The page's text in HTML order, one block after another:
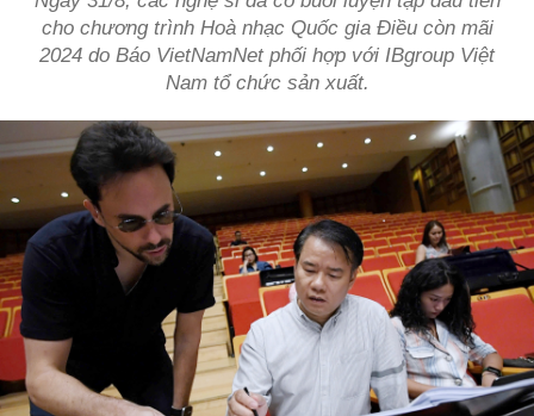
cho chương trình Hoà nhạc Quốc gia Điều còn mãi
2024 do Báo VietNamNet phối hợp với IBgroup Việt
Nam tổ chức sản xuất.